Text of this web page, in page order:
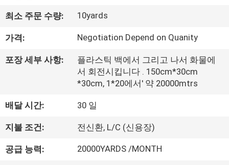
개
장
투
어
최소 주문 수량: 10yards
가격: Negotiation Depend on Quanity
포장 세부 사항:
플라스틱 백에서 그리고 나서 화물에
서 회전시킵니다 . 150cm*30cm
*30cm, 1*20에서' 약 20000mtrs
배달 시간: 30 일
지불 조건: 전신환, L/C (신용장)
공급 능력: 20000YARDS /MONTH